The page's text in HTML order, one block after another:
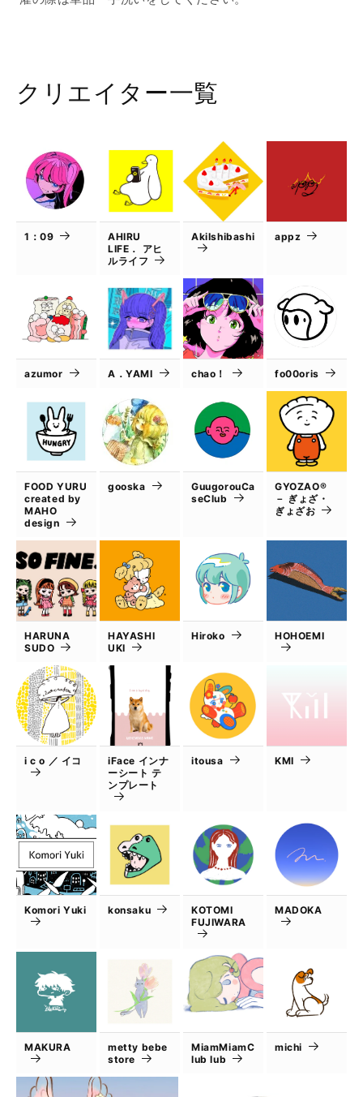
クリエイター一覧
1：09
AHIRU
LIFE． アヒ
ルライフ
AkiIshibashi appz
azumor A．YAMI chao！ fo00oris
FOOD YURU
created by
MAHO
design
gooska
GuugorouCa
seClub
GYOZAO®
－ ぎょざ・
ぎょざお
HARUNA
SUDO
HAYASHI
UKI
Hiroko HOHOEMI
i c o ／ イコ
iFace インナ
ーシート テ
ンプレート
itousa KMI
Komori Yuki konsaku
KOTOMI
FUJIWARA
MADOKA
MAKURA
metty bebe
store
MiamMiamC
lub lub
michi